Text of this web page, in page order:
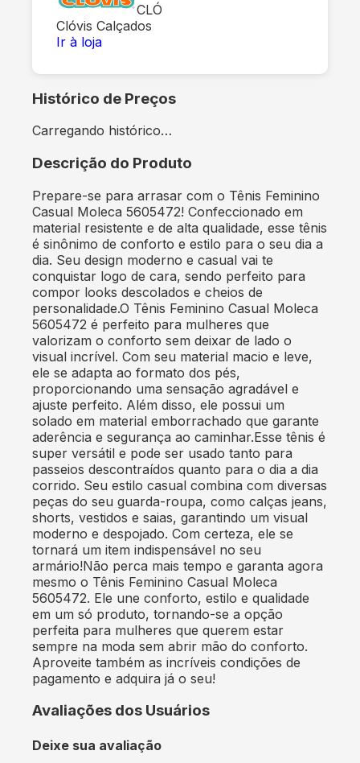
CLÓ
Clóvis Calçados
Ir à loja
Histórico de Preços
Carregando histórico…
Descrição do Produto
Prepare-se para arrasar com o Tênis Feminino
Casual Moleca 5605472! Confeccionado em
material resistente e de alta qualidade, esse tênis
é sinônimo de conforto e estilo para o seu dia a
dia. Seu design moderno e casual vai te
conquistar logo de cara, sendo perfeito para
compor looks descolados e cheios de
personalidade.O Tênis Feminino Casual Moleca
5605472 é perfeito para mulheres que
valorizam o conforto sem deixar de lado o
visual incrível. Com seu material macio e leve,
ele se adapta ao formato dos pés,
proporcionando uma sensação agradável e
ajuste perfeito. Além disso, ele possui um
solado em material emborrachado que garante
aderência e segurança ao caminhar.Esse tênis é
super versátil e pode ser usado tanto para
passeios descontraídos quanto para o dia a dia
corrido. Seu estilo casual combina com diversas
peças do seu guarda-roupa, como calças jeans,
shorts, vestidos e saias, garantindo um visual
moderno e despojado. Com certeza, ele se
tornará um item indispensável no seu
armário!Não perca mais tempo e garanta agora
mesmo o Tênis Feminino Casual Moleca
5605472. Ele une conforto, estilo e qualidade
em um só produto, tornando-se a opção
perfeita para mulheres que querem estar
sempre na moda sem abrir mão do conforto.
Aproveite também as incríveis condições de
pagamento e adquira já o seu!
Avaliações dos Usuários
Deixe sua avaliação